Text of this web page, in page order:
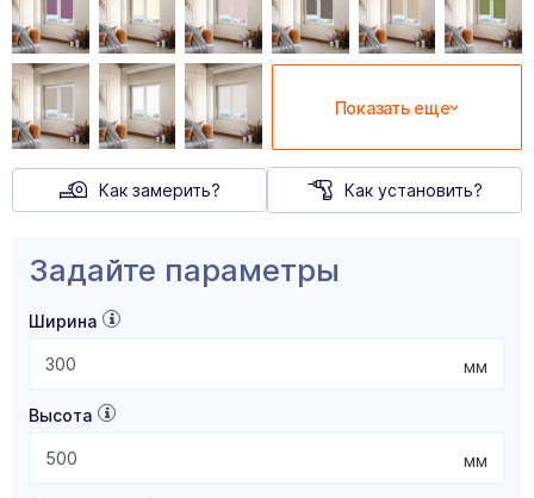
Показать еще
Как замерить? Как установить?
Задайте параметры
Ширина
мм
Высота
мм